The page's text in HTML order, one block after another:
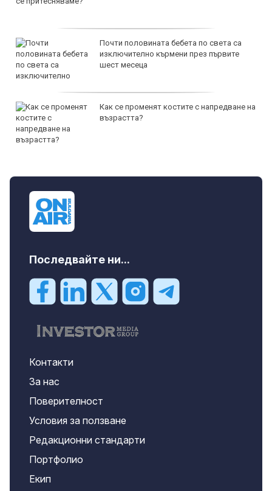
Почти половината бебета по света са
изключително кърмени през първите
шест месеца
Как се променят костите с напредване на
възрастта?
Последвайте ни...
Контакти
За нас
Поверителност
Условия за ползване
Редакционни стандарти
Портфолио
Екип